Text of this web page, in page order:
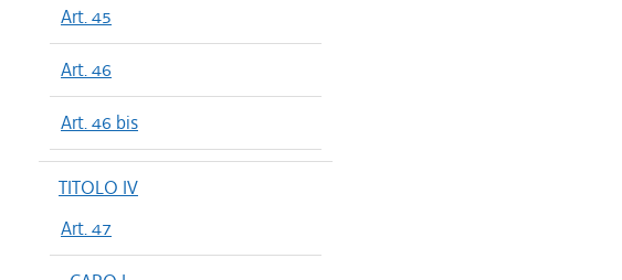
Art. 45
Art. 46
Art. 46 bis
TITOLO IV
Art. 47